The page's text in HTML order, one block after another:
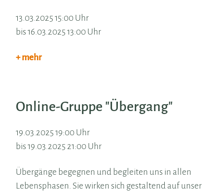
13.03.2025 15:00 Uhr
bis 16.03.2025 13:00 Uhr
+ mehr
Online-Gruppe "Übergang"
19.03.2025 19:00 Uhr
bis 19.03.2025 21:00 Uhr
Übergänge begegnen und begleiten uns in allen
Lebensphasen. Sie wirken sich gestaltend auf unser